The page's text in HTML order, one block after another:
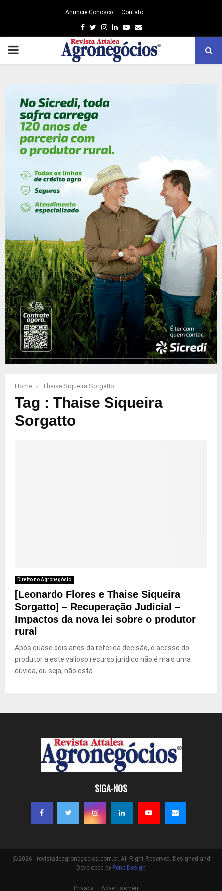
Anuncie Conosco Contato
Facebook
TwitterInstagram
LinkedinYoutube
Email
PRIMARY
Home Thaise Siqueira Sorgatto
Tag : Thaise Siqueira
Sorgatto
Direito no Agronegócio
[Leonardo Flores e Thaise Siqueira
Sorgatto] – Recuperação Judicial –
Impactos da nova lei sobre o produtor
rural
Após quase dois anos da referida decisão, o acesso do
produtor a este valioso recurso jurídico não é mais uma
dúvida, ou seja, não está...
SIGA-NOS
@2026 - revistadeagronegocios.com.br. All Right Reserved. Designed and
Developed by PenciDesign
Privacy Advertisement